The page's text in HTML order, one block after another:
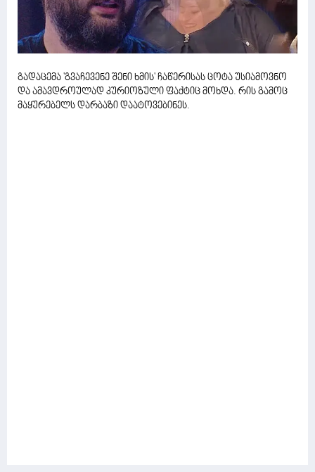
გადაცემა 'გვაჩევენე შენი ხმის' ჩაწერისას ცოტა უსიამოვნო
და ამავდროულად კურიოზული ფაქტიც მოხდა. რის გამოც
მაყურებელს დარბაზი დაატოვებინეს.